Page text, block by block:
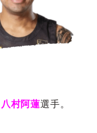
八村阿蓮選手。